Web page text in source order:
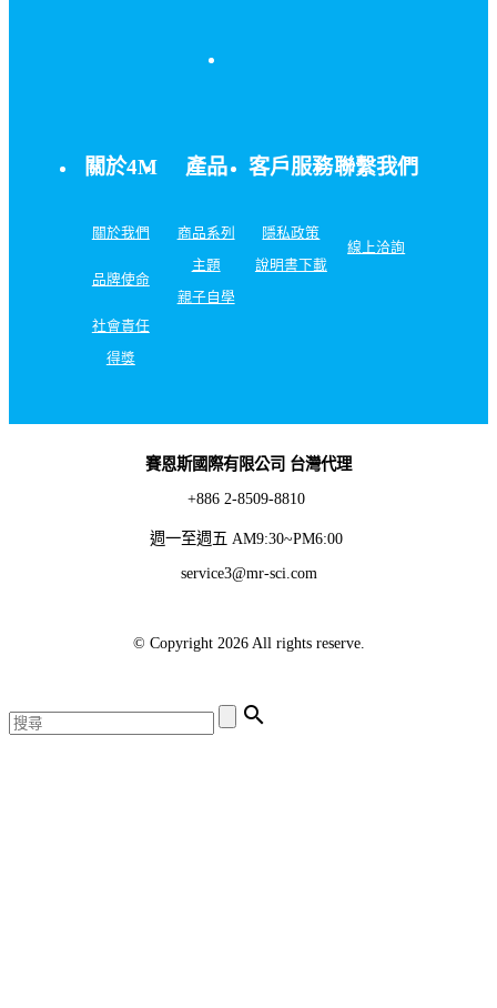
關於4M
關於我們
品牌使命
社會責任
得獎
產品
商品系列
主題
親子自學
客戶服務
隱私政策
說明書下載
聯繫我們
線上洽詢
賽恩斯國際有限公司 台灣代理
+886 2-8509-8810
週一至週五 AM9:30~PM6:00
service3@mr-sci.com
© Copyright 2026 All rights reserve.
